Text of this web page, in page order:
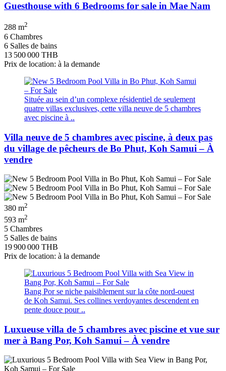
Guesthouse with 6 Bedrooms for sale in Mae Nam
288 m2
6 Chambres
6 Salles de bains
13 500 000 THB
Prix de location: à la demande
Située au sein d’un complexe résidentiel de seulement
quatre villas exclusives, cette villa neuve de 5 chambres
avec piscine à ..
Villa neuve de 5 chambres avec piscine, à deux pas
du village de pêcheurs de Bo Phut, Koh Samui – À
vendre
380 m2
593 m2
5 Chambres
5 Salles de bains
19 900 000 THB
Prix de location: à la demande
Bang Por se niche paisiblement sur la côte nord-ouest
de Koh Samui. Ses collines verdoyantes descendent en
pente douce pour ..
Luxueuse villa de 5 chambres avec piscine et vue sur
mer à Bang Por, Koh Samui – À vendre